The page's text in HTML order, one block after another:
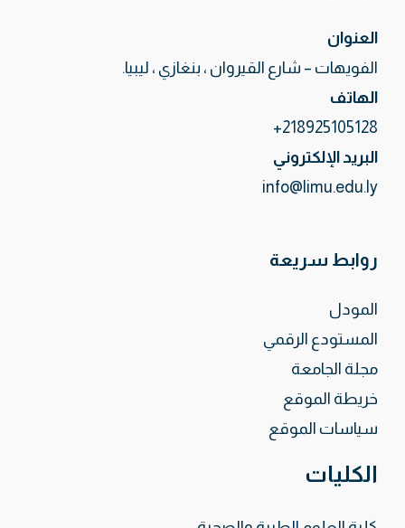
العنوان
الفويهات – شارع القيروان ، بنغازي ، ليبيا.
الهاتف
218925105128+
البريد الإلكتروني
info@limu.edu.ly
روابط سريعة
المودل
المستودع الرقمي
مجلة الجامعة
خريطة الموقع
سياسات الموقع
الكليات